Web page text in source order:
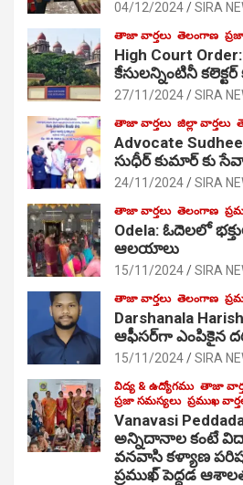
04/12/2024 SIRA
తాజా వార్తలు తెలంగాణ
High Court
కేసులన్నింటినీ
27/11/2024 SIRA
తాజా వార్తలు జిల్లా వార్తలు
Advocate
సుధీర్ కుమార్ కు
24/11/2024 SIRA
తాజా వార్తలు తెలంగాణ
Odela: ఓదెల‌లో
ఆల‌యాలు
15/11/2024 SIRA
తాజా వార్తలు తెలంగాణ
Darshanala
ఆఫీసర్‌గా ఎంపికైన
15/11/2024 SIRA
విద్య & ఉద్యోగము తాజా
ప్రజా సమస్యలు ప్రముఖ
Vanavasi
అన్నిదానాల కంటే
వనవాసి కళ్యాణ
ప్రముఖ్ పెద్దడ